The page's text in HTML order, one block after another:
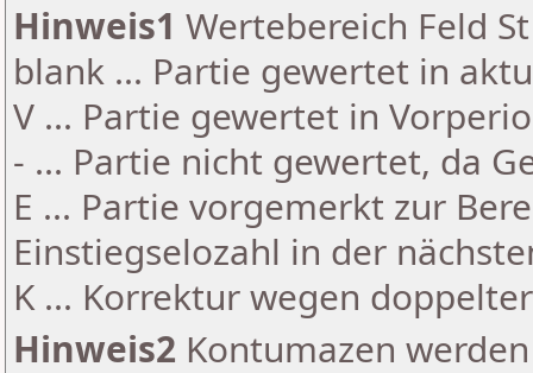
Hinweis1 Wertebereich Feld
blank ... Partie gewertet in
V ... Partie gewertet in
- ... Partie nicht gewertet, da
E ... Partie vorgemerkt zur
Einstiegselozahl in der
K ... Korrektur wegen
Hinweis2 Kontumazen